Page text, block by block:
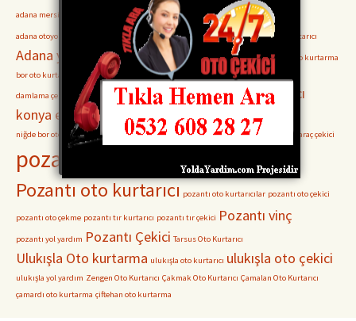
adana mersin otoyolu oto çekici
adana otoyol servisleri
adana otoyolu oto çekici Adana oto çekiciler Adana Pozantı Oto Kurtarıcı
Adana yolu kurtarıcı akçatekir oto kurtarma
bor oto kurtarma
bor oto kurtarıcı
bor oto çekici damlama oto kurtarma damlama oto kurtarıcı
damlama çekici
Ereğli Oto Kurtarmaereğli oto kurtarıcı
konya ereğli oto kurtarma
konya ereğli çekici
niğde bor oto kurtarma pozantı adana oto çekici pozantı araç kurtarma Pozantı araç çekici
pozantı oto kurtarma
Pozantı oto kurtarıcı pozantı oto kurtarıcılar pozantı oto çekici
pozantı oto çekme pozantı tır kurtarıcı pozantı tır çekici Pozantı vinç
pozantı yol yardım Pozantı Çekici Tarsus Oto Kurtarıcı
Ulukışla Oto kurtarma ulukışla oto kurtarıcı ulukışla oto çekici
ulukışla yol yardım Zengen Oto Kurtarıcı Çakmak Oto Kurtarıcı Çamalan Oto Kurtarıcı
çamardı oto kurtarma çiftehan oto kurtarma